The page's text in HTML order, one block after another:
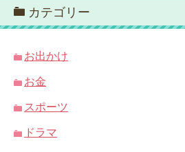
カテゴリー
お出かけ
お金
スポーツ
ドラマ